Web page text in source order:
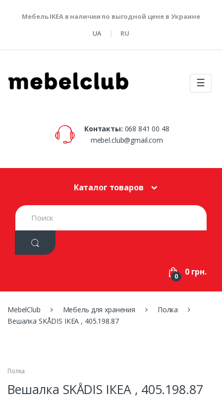
Мебель IKEA в наличии по выгодной цене в Украине
UA
RU
☰
Контакты: 068 841 00 48
mebel.club@gmail.com
Каталог товаров
S
e
h
:
0 0 грн.
MebelClub Мебель для хранения
Полка
Вешалка SKÅDIS ІКЕА , 405.198.87
Полка
Вешалка SKÅDIS ІКЕА , 405.198.87